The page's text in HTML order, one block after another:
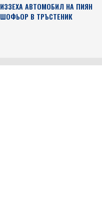
ИЗЗЕХА АВТОМОБИЛ НА ПИЯН
ШОФЬОР В ТРЪСТЕНИК